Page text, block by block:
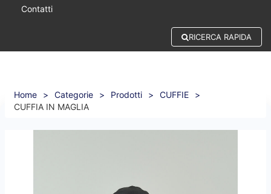
Contatti
RICERCA RAPIDA
Home > Categorie > Prodotti > CUFFIE
>
CUFFIA IN MAGLIA